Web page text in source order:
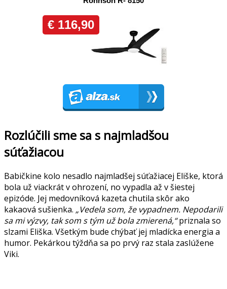
Rozlúčili sme sa s najmladšou
súťažiacou
Babičkine kolo nesadlo najmladšej súťažiacej Eliške, ktorá
bola už viackrát v ohrození, no vypadla až v šiestej
epizóde. Jej medovníková kazeta chutila skôr ako
kakaová sušienka. „Vedela som, že vypadnem. Nepodarili
sa mi výzvy, tak som s tým už bola zmierená,“priznala so
slzami Eliška. Všetkým bude chýbať jej mladícka energia a
humor. Pekárkou týždňa sa po prvý raz stala zaslúžene
Viki.